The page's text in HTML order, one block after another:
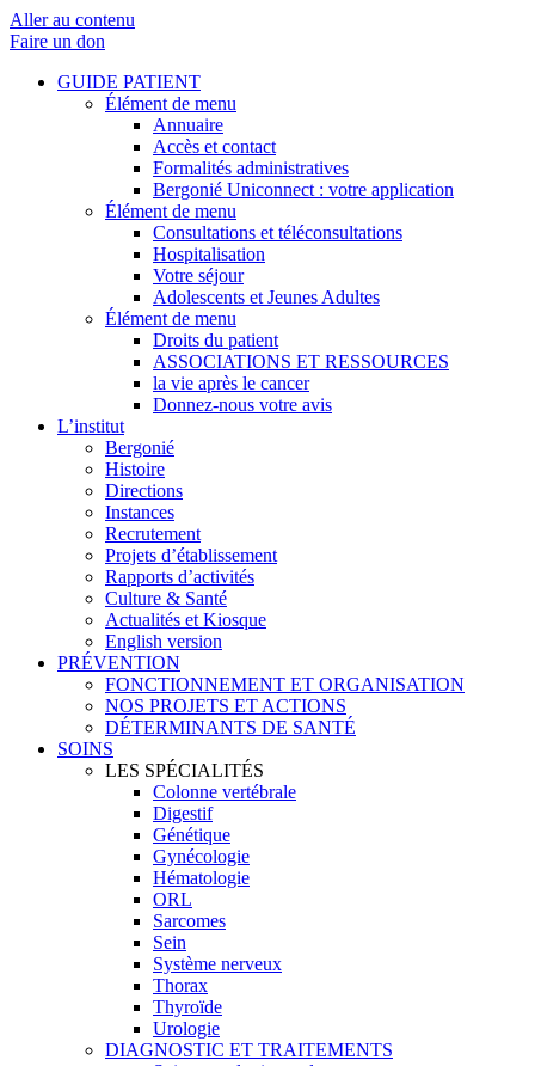
Aller au contenu
Faire un don
GUIDE PATIENT
Élément de menu
Annuaire
Accès et contact
Formalités administratives
Bergonié Uniconnect : votre application
Élément de menu
Consultations et téléconsultations
Hospitalisation
Votre séjour
Adolescents et Jeunes Adultes
Élément de menu
Droits du patient
ASSOCIATIONS ET RESSOURCES
la vie après le cancer
Donnez-nous votre avis
L’institut
Bergonié
Histoire
Directions
Instances
Recrutement
Projets d’établissement
Rapports d’activités
Culture & Santé
Actualités et Kiosque
English version
PRÉVENTION
FONCTIONNEMENT ET ORGANISATION
NOS PROJETS ET ACTIONS
DÉTERMINANTS DE SANTÉ
SOINS
LES SPÉCIALITÉS
Colonne vertébrale
Digestif
Génétique
Gynécologie
Hématologie
ORL
Sarcomes
Sein
Système nerveux
Thorax
Thyroïde
Urologie
DIAGNOSTIC ET TRAITEMENTS